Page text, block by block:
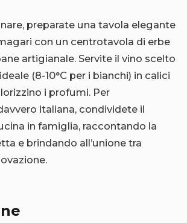
preparate una tavola elegante
con un centrotavola di erbe
artigianale. Servite il vino scelto
(8-10°C per i bianchi) in calici
i profumi. Per
italiana, condividete il
in famiglia, raccontando la
e brindando all’unione tra